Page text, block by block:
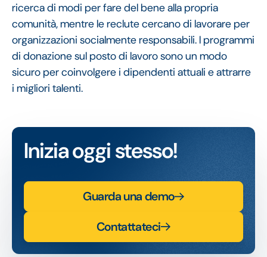
ricerca di modi per fare del bene alla propria
comunità, mentre le reclute cercano di lavorare per
organizzazioni socialmente responsabili. I programmi
di donazione sul posto di lavoro sono un modo
sicuro per coinvolgere i dipendenti attuali e attrarre
i migliori talenti.
Inizia oggi stesso!
Guarda una demo
Contattateci